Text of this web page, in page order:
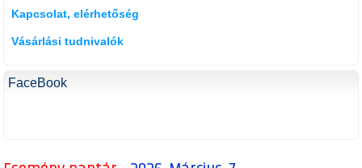
Kapcsolat, elérhetőség
Vásárlási tudnivalók
FaceBook